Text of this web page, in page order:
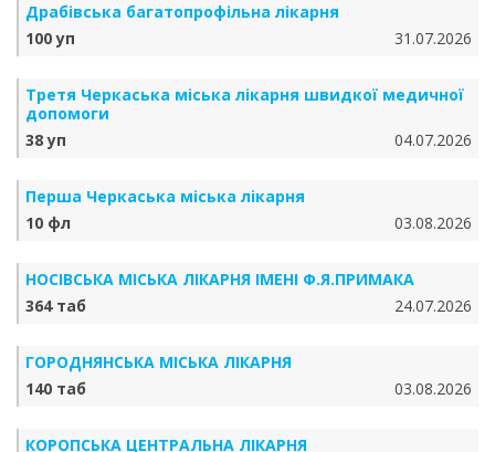
Драбівська багатопрофільна лікарня
100 уп
31.07.2026
Третя Черкаська міська лікарня швидкої медичної
допомоги
38 уп
04.07.2026
Перша Черкаська міська лікарня
10 фл
03.08.2026
НОСІВСЬКА МІСЬКА ЛІКАРНЯ ІМЕНІ Ф.Я.ПРИМАКА
364 таб
24.07.2026
ГОРОДНЯНСЬКА МІСЬКА ЛІКАРНЯ
140 таб
03.08.2026
КОРОПСЬКА ЦЕНТРАЛЬНА ЛІКАРНЯ